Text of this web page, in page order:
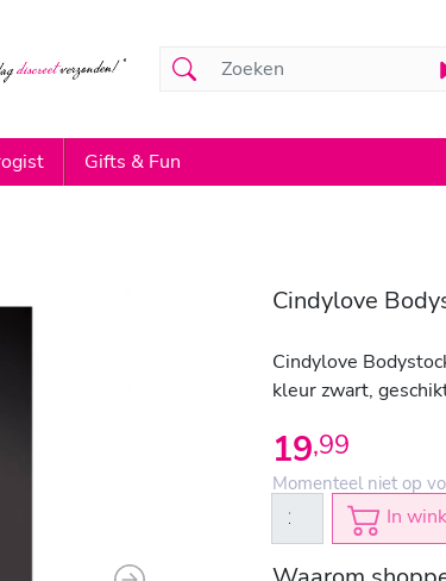
Gifts & Fun
Cindylove
Cindylove
kleur zwart,
19,99
Momenteel niet op
In